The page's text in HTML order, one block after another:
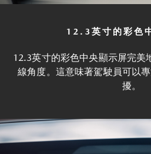
12.3英寸的彩色
12.3英寸的彩色中央顯示屏完美
線角度。這意味著駕駛員可以
擾。